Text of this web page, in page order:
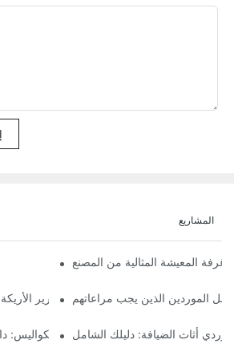
المشاريع
توفير الراحة: دليلغرفة المعيشة المثالية من المصنع
أفضل مصنعي آليات سرير الأريكة:
الموردين الذين يجب مراعاتهم
خلف الكواليس:أثاث الضيافة: دليلك الشامل